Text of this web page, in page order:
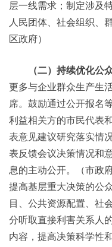
层一线需求；制定涉及
人民团体、社会组织、
区政府）
（二）持续优化公众
更多与企业群众生产生
席。鼓励通过公开报名
利益相关方的市民代表
表意见建议研究落实情
表反馈会议决策情况和
息的主动公开。（市政
提高基层重大决策的公
目、公共资源配置、社
分听取直接利害关系人
内容，提高决策科学性